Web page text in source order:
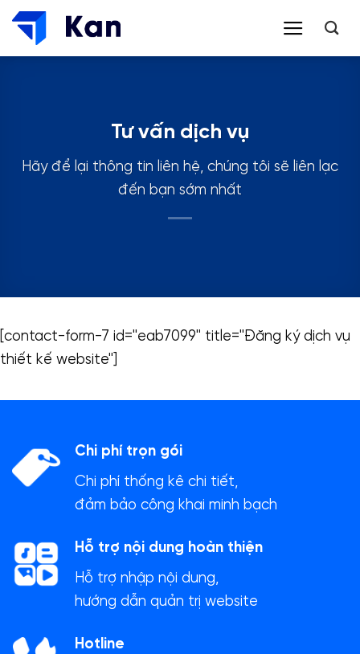
Bỏ
qua
nội
Tư vấn dịch vụ
Hãy để lại thông tin liên hệ, chúng tôi sẽ liên lạc
đến bạn sớm nhất
[contact-form-7 id="eab7099" title="Đăng ký dịch vụ
thiết kế website"]
Chi phí trọn gói
Chi phí thống kê chi tiết,
đảm bảo công khai minh bạch
Hỗ trợ nội dung hoàn thiện
Hỗ trợ nhập nội dung,
hướng dẫn quản trị website
Hotline